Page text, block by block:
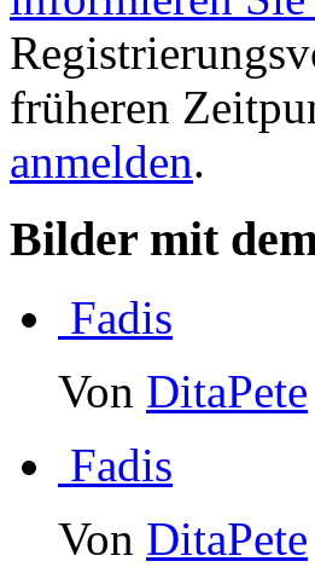
früheren
anmelden.
Bilder mit
Fadis
Von DitaPete
Fadis
Von DitaPete